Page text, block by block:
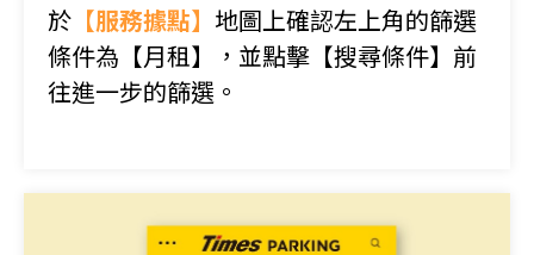
於 【服務據點】 地圖上確認左上角的篩選
條件為 【月租】 ，並點擊 【搜尋條件】 前
往進一步的篩選。